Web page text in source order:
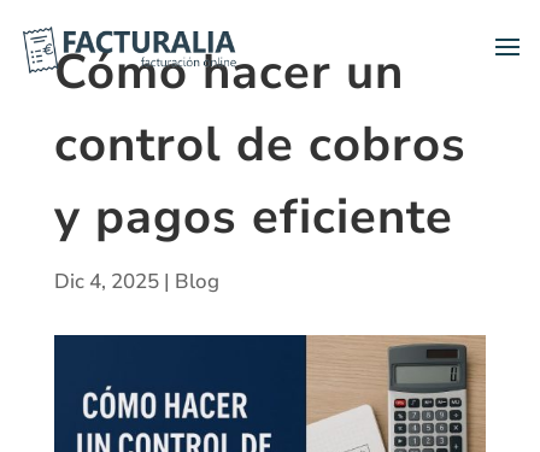
Cómo hacer un
control de cobros
y pagos eficiente
Dic 4, 2025| Blog